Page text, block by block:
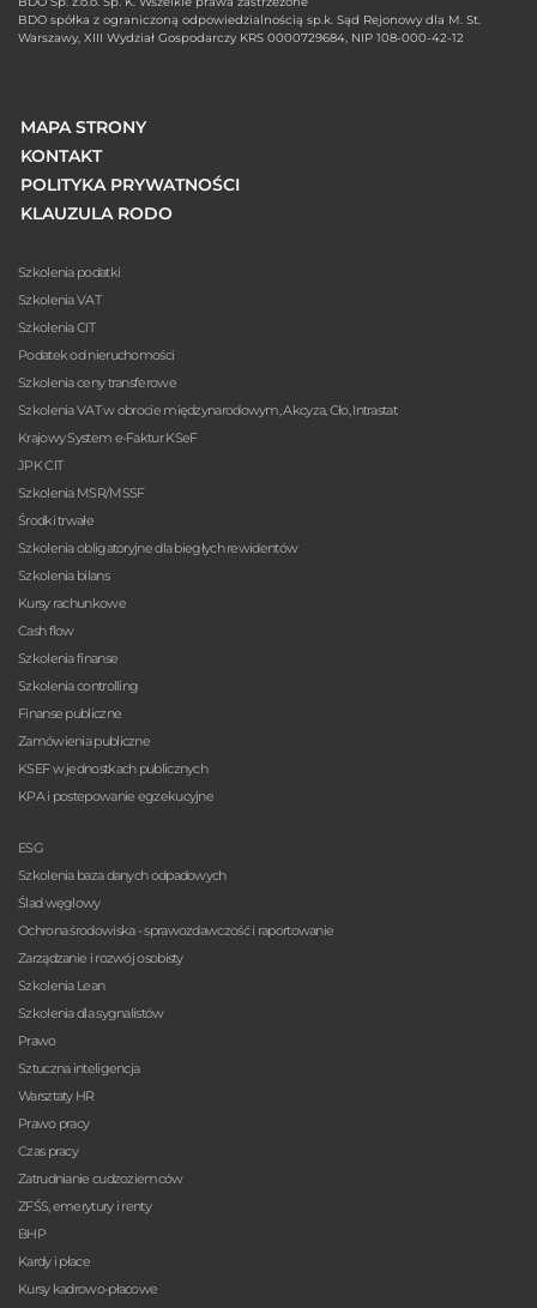
BDO spółka z ograniczoną odpowiedzialnością sp.k. Sąd Rejonowy dla M. St.
Warszawy, XIII Wydział Gospodarczy KRS 0000729684, NIP 108-000-42-12
MAPA STRONY
KONTAKT
POLITYKA PRYWATNOŚCI
KLAUZULA RODO
Szkolenia podatki
Szkolenia VAT
Szkolenia CIT
Podatek od nieruchomości
Szkolenia ceny transferowe
Szkolenia VAT w obrocie międzynarodowym, Akcyza, Cło, Intrastat
Krajowy System e-Faktur KSeF
JPK CIT
Szkolenia MSR/MSSF
Środki trwałe
Szkolenia obligatoryjne dla biegłych rewidentów
Szkolenia bilans
Kursy rachunkowe
Cash flow
Szkolenia finanse
Szkolenia controlling
Finanse publiczne
Zamówienia publiczne
KSEF w jednostkach publicznych
KPA i postepowanie egzekucyjne
ESG
Szkolenia baza danych odpadowych
Ślad węglowy
Ochrona środowiska - sprawozdawczość i raportowanie
Zarządzanie i rozwój osobisty
Szkolenia Lean
Szkolenia dla sygnalistów
Prawo
Sztuczna inteligencja
Warsztaty HR
Prawo pracy
Czas pracy
Zatrudnianie cudzoziemców
ZFŚS, emerytury i renty
BHP
Kardy i płace
Kursy kadrowo-płacowe